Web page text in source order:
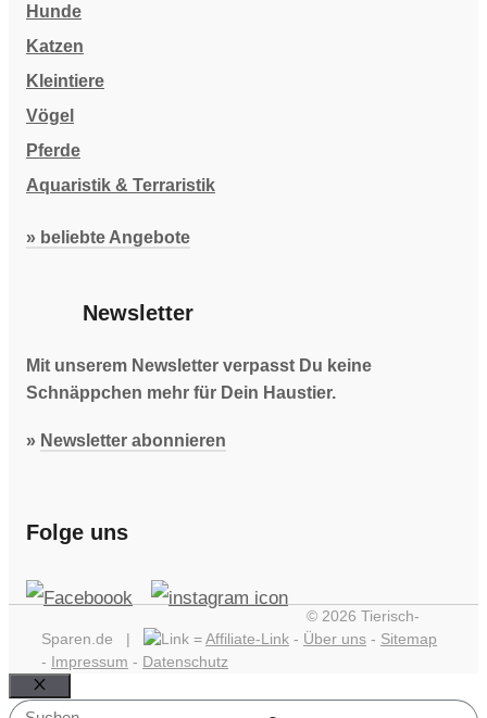
Hunde
Katzen
Kleintiere
Vögel
Pferde
Aquaristik & Terraristik
» beliebte Angebote
Newsletter
Mit unserem Newsletter verpasst Du keine
Schnäppchen mehr für Dein Haustier.
» Newsletter abonnieren
Folge uns
© 2026 Tierisch-
Sparen.de |
=Affiliate-Link - Über uns - Sitemap
- Impressum - Datenschutz
Schließen
Suchen